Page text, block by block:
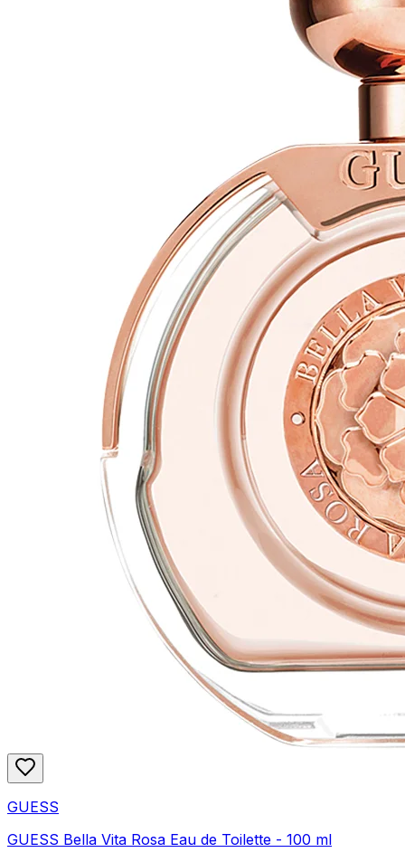
GUESS
GUESS Bella Vita Rosa Eau de Toilette - 100 ml